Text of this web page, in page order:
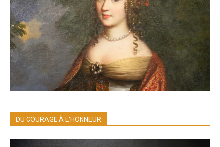
DU COURAGE À L’HONNEUR